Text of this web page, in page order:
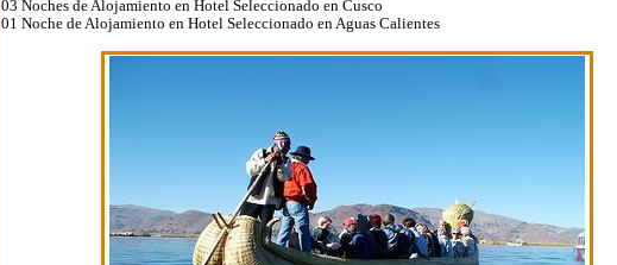
03 Noches de Alojamiento en Hotel Seleccionado en Cusco
01 Noche de Alojamiento en Hotel Seleccionado en Aguas Calientes